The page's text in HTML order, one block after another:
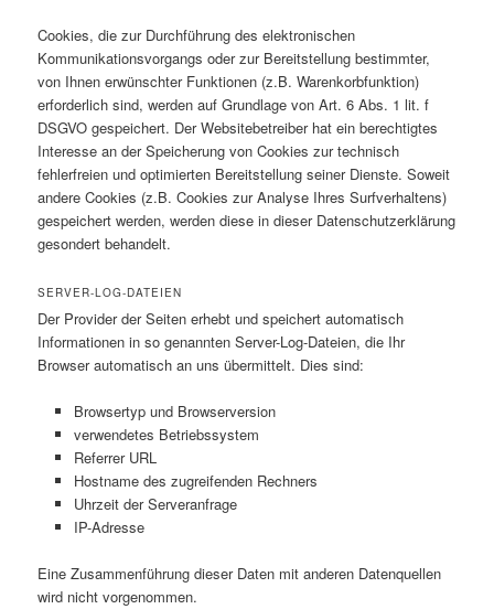
Cookies, die zur Durchführung des elektronischen
Kommunikationsvorgangs oder zur Bereitstellung bestimmter,
von Ihnen erwünschter Funktionen (z.B. Warenkorbfunktion)
erforderlich sind, werden auf Grundlage von Art. 6 Abs. 1 lit. f
DSGVO gespeichert. Der Websitebetreiber hat ein berechtigtes
Interesse an der Speicherung von Cookies zur technisch
fehlerfreien und optimierten Bereitstellung seiner Dienste. Soweit
andere Cookies (z.B. Cookies zur Analyse Ihres Surfverhaltens)
gespeichert werden, werden diese in dieser Datenschutzerklärung
gesondert behandelt.
SERVER-LOG-DATEIEN
Der Provider der Seiten erhebt und speichert automatisch
Informationen in so genannten Server-Log-Dateien, die Ihr
Browser automatisch an uns übermittelt. Dies sind:
Browsertyp und Browserversion
verwendetes Betriebssystem
Referrer URL
Hostname des zugreifenden Rechners
Uhrzeit der Serveranfrage
IP-Adresse
Eine Zusammenführung dieser Daten mit anderen Datenquellen
wird nicht vorgenommen.